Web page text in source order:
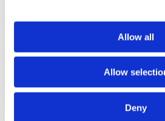
Allow all
Allow
Deny
Sirius tar